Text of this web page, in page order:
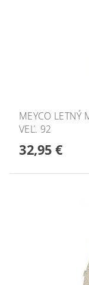
MEYCO LETNÝ
VEĽ. 92
32,95 €